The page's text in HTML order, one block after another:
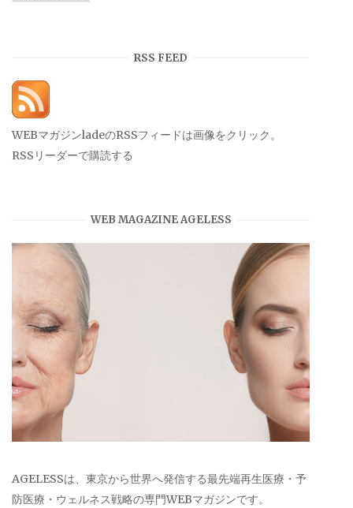
RSS FEED
WEBマガジンladeのRSSフィードは画像をクリック。
RSSリーダーで購読する
WEB MAGAZINE AGELESS
AGELESSは、東京から世界へ発信する最先端再生医療・予
防医療・ウェルネス戦略の専門WEBマガジンです。